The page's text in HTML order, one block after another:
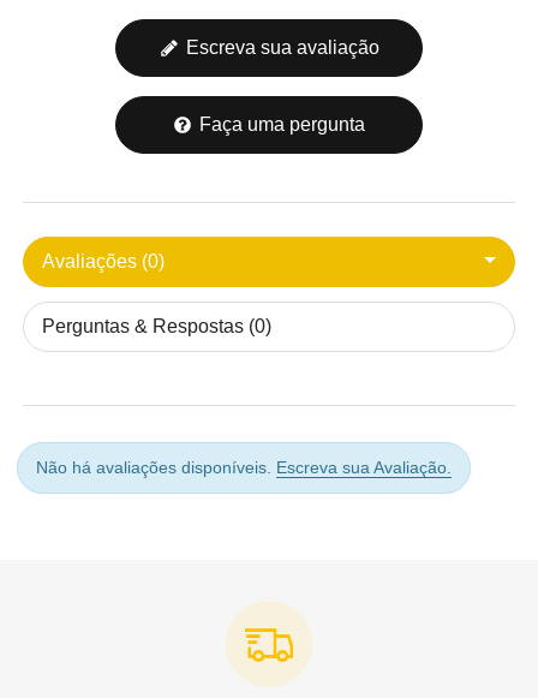
Escreva sua avaliação
Faça uma pergunta
Avaliações (0)
Perguntas & Respostas (0)
Não há avaliações disponíveis. Escreva sua Avaliação.